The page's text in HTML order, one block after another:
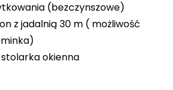
(bezczynszowe)
z jadalnią 30 m ( możliwość
stolarka okienna